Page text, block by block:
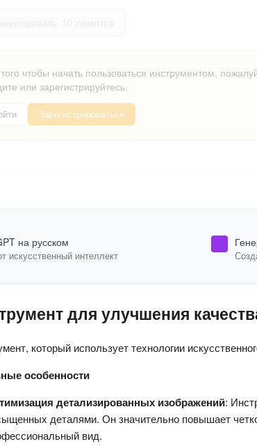
чтобы начать пользоваться инструментом,
или зарегистрируйтесь.
Зарегистрироваться
на русском
искусственный интеллект
для улучшения
который использует технологии
особенности
детализированных изображений:
деталями. Он значительно повышает
вид.